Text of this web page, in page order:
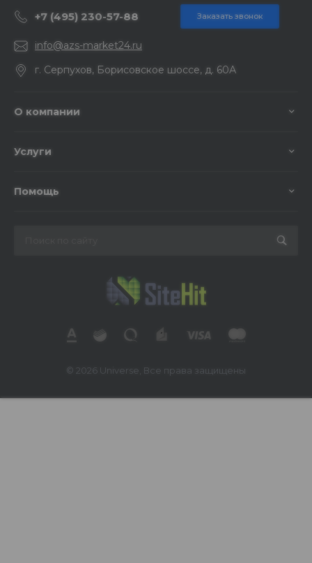
+7 (495) 230-57-88 Заказать звонок
info@azs-market24.ru
г. Серпухов, Борисовское шоссе, д. 60А
О компании
Услуги
Помощь
© 2026 Universe, Все права защищены